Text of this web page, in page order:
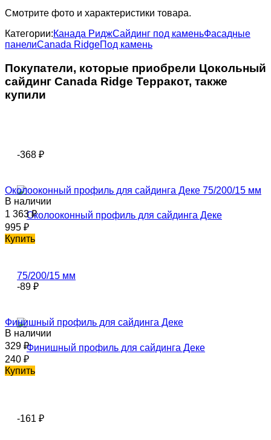
Смотрите фото и характеристики товара.
Категории:Канада РиджСайдинг под каменьФасадные
панелиCanada RidgeПод камень
Покупатели, которые приобрели Цокольный
сайдинг Саnada Ridge Терракот, также
купили
-368 ₽
Околооконный профиль для сайдинга Деке 75/200/15 мм
В наличии
1 363₽
995 ₽
Купить
-89 ₽
Финишный профиль для сайдинга Деке
В наличии
329 ₽
240 ₽
Купить
-161 ₽